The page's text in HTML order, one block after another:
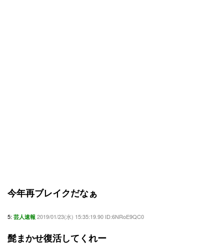
今年再ブレイクだなぁ
5: 芸人速報 2019/01/23(水) 15:35:19.90 ID:6NRoE9QC0
髭まかせ復活してくれー